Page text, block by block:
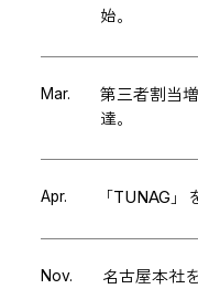
始。
Mar.
第三者割当
達。
Apr. 「TUNAG」
Nov. 名古屋本社